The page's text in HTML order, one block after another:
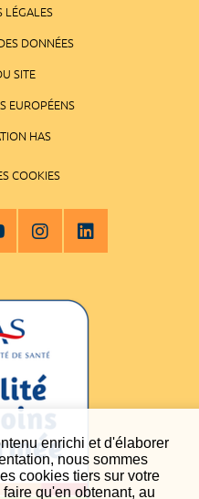
enrichi et d'élaborer
nous sommes
cookies tiers sur votre
qu'en obtenant, au
LÉGALES
DONNÉES
SITE
EUROPÉENS
HAS
COOKIES